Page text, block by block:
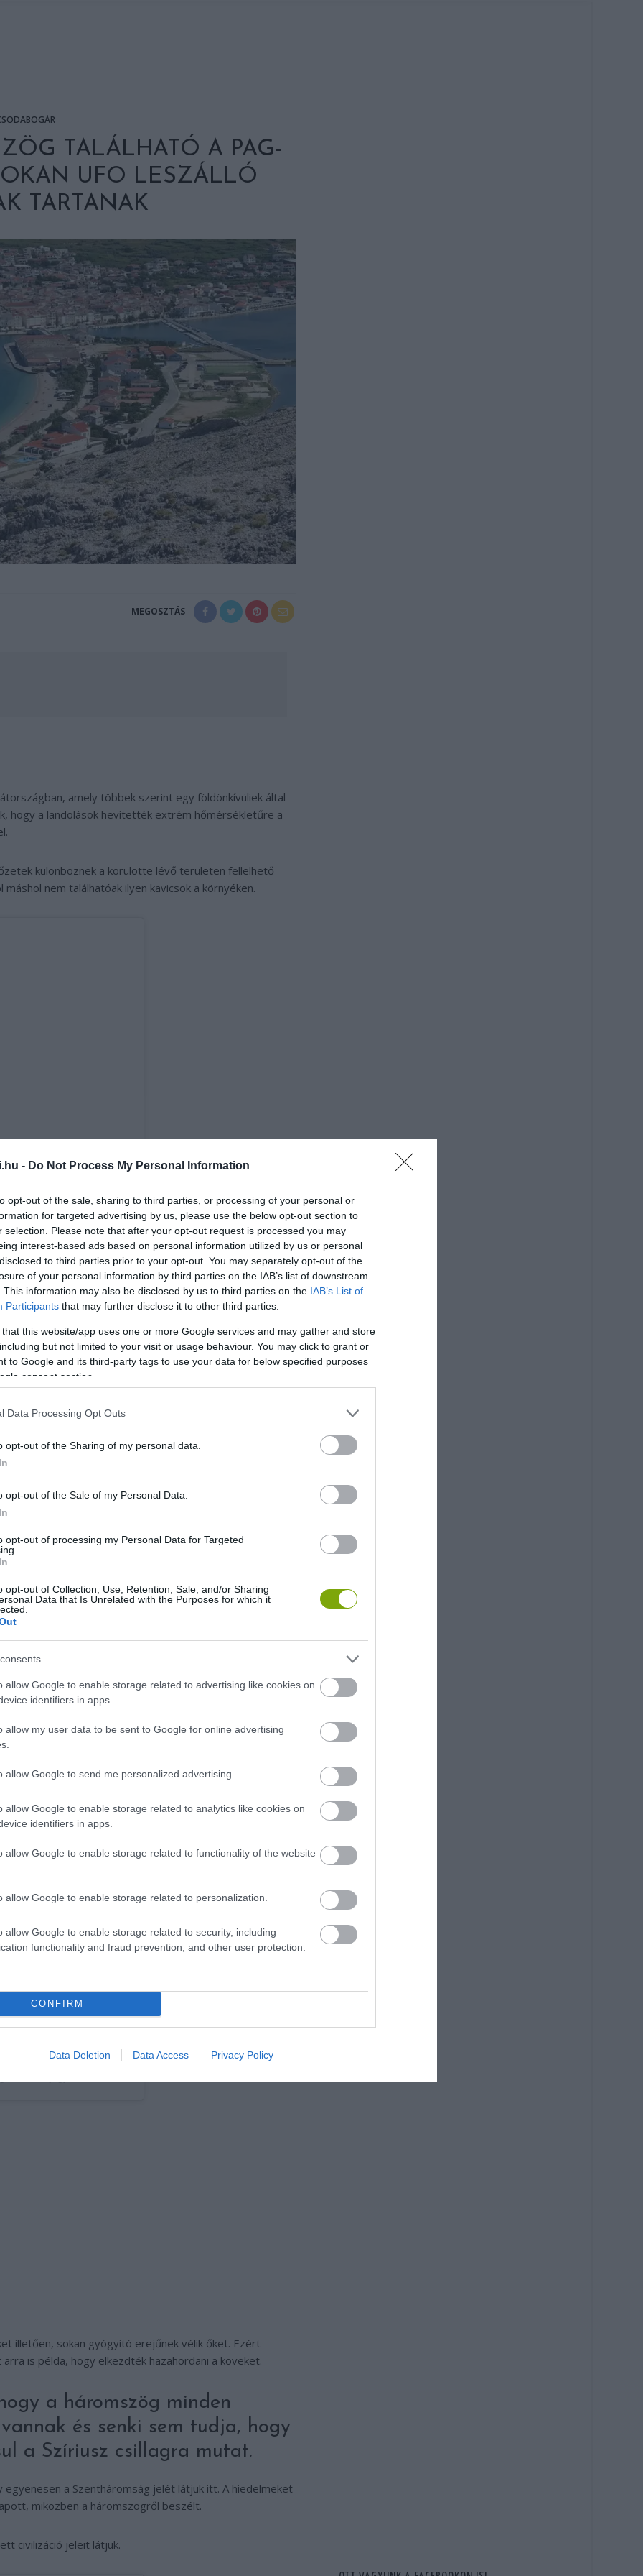
- Do Not Process My Personal Information
opt-out of the sale, sharing to third parties, or processing of your personal or
for targeted advertising by us, please use the below opt-out section to
selection. Please note that after your opt-out request is processed you may
interest-based ads based on personal information utilized by us or personal
to third parties prior to your opt-out. You may separately opt-out of the
of your personal information by third parties on the IAB’s list of downstream
This information may also be disclosed by us to third parties on the IAB’s List of
Participants that may further disclose it to other third parties.
that this website/app uses one or more Google services and may gather and store
but not limited to your visit or usage behaviour. You may click to grant or
to Google and its third-party tags to use your data for below specified purposes
consent section.
Data Processing Opt Outs
opt-out of the Sharing of my personal data.
opt-out of the Sale of my Personal Data.
opt-out of processing my Personal Data for Targeted
opt-out of Collection, Use, Retention, Sale, and/or Sharing
Data that Is Unrelated with the Purposes for which it
allow Google to enable storage related to advertising like cookies on
identifiers in apps.
allow my user data to be sent to Google for online advertising
allow Google to send me personalized advertising.
allow Google to enable storage related to analytics like cookies on
identifiers in apps.
allow Google to enable storage related to functionality of the website
allow Google to enable storage related to personalization.
allow Google to enable storage related to security, including
functionality and fraud prevention, and other user protection.
CONFIRM
Data Deletion Data Access Privacy Policy
TALÁLHATÓ A PAG-
UFO LESZÁLLÓ
TARTANAK
MEGOSZTÁS
amely többek szerint egy földönkívüliek által
hogy a landolások hevítették extrém hőmérsékletűre a
különböznek a körülötte lévő területen fellelhető
nem találhatóak ilyen kavicsok a környéken.
bejegyzés
és más a struktúrájuk is. Úgy tűnik, mintha extrém
fény hatására vörösen foszforeszkálnak.
hosszú, a másik kettő kb. 22 méteres. A 1999-ben
vált, ma már védett területnek számít.
illetően, sokan gyógyító erejűnek vélik őket. Ezért
is példa, hogy elkezdték hazahordani a köveket.
a háromszög minden
és senki sem tudja, hogy
a Szíriusz csillagra mutat.
a Szentháromság jelét látjuk itt. A hiedelmeket
miközben a háromszögről beszélt.
civilizáció jeleit látjuk.